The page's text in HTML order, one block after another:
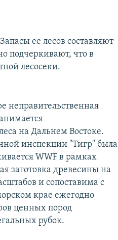
ее лесов составляют
подчеркивают, что в
лесосеки.
на Дальнем Востоке.
инспекции "Тигр" была
WWF в рамках
заготовка древесины на
и сопоставима с
крае ежегодно
ценных пород
рубок.